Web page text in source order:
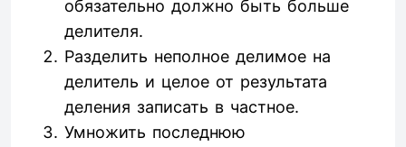
обязательно должно быть больше
делителя.
Разделить неполное делимое на
делитель и целое от результата
деления записать в частное.
Умножить последнюю